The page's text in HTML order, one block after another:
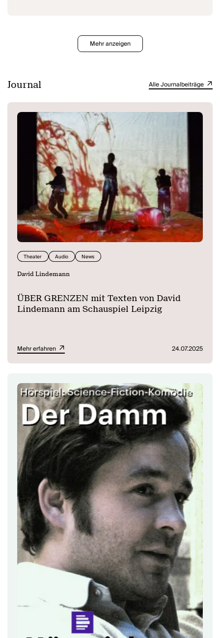
Mehr anzeigen
Journal Alle Journalbeiträge
Theater Audio News
David Lindemann
ÜBER GRENZEN mit Texten von David
Lindemann am Schauspiel Leipzig
Mehr erfahren 24.07.2025